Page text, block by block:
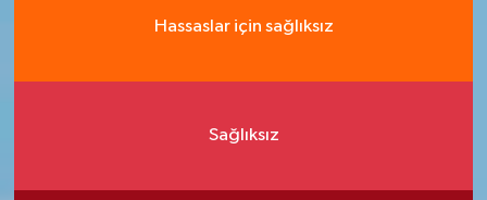
Hassaslar için sağlıksız
Sağlıksız